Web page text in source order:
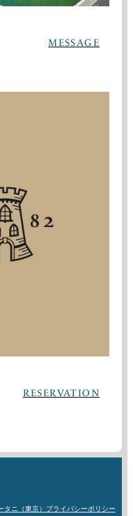
MESSAGE
RESERVATION
ニ（東京） プライバシーポリシー